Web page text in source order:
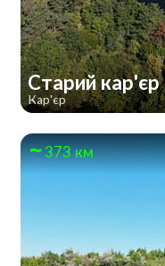
Старий кар'єр
Кар'єр
373 км